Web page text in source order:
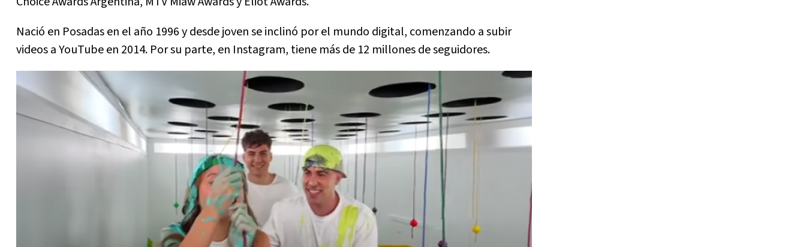
Nació en Posadas en el año 1996 y desde joven se inclinó por el mundo digital, comenzando a subir
videos a YouTube en 2014. Por su parte, en Instagram, tiene más de 12 millones de seguidores.